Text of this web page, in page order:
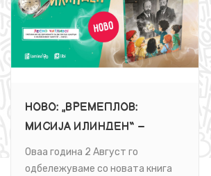
НОВО: „ВРЕМЕПЛОВ:
МИСИЈА ИЛИНДЕН“ –
АВАНТУРИСТИЧКО
ПАТУВАЊЕ НА МЛАДИТЕ
Оваа година 2 Август го
одбележуваме со новата книга